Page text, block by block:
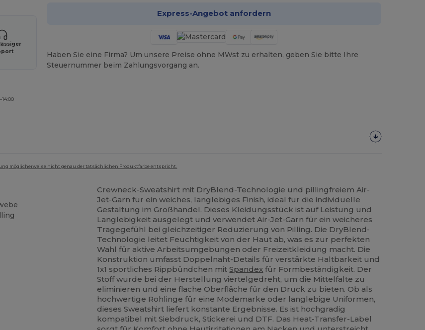
Express-Angebot anfordern
Haben Sie eine Firma? Um unsere Preise ohne MWst zu erhalten, geben Sie bitte Ihre
Steuernummer beim Zahlungsvorgang an.
möglicherweise nicht genau der tatsächlichen Produktfarbe entspricht.
Crewneck-Sweatshirt mit DryBlend-Technologie und pillingfreiem Air-
Jet-Garn für ein weiches, langlebiges Finish, ideal für die individuelle
Gestaltung im Großhandel. Dieses Kleidungsstück ist auf Leistung und
Langlebigkeit ausgelegt und verwendet Air-Jet-Garn für ein weicheres
Tragegefühl bei gleichzeitiger Reduzierung von Pilling. Die DryBlend-
Technologie leitet Feuchtigkeit von der Haut ab, was es zur perfekten
Wahl für aktive Arbeitsumgebungen oder Freizeitkleidung macht. Die
Konstruktion umfasst Doppelnaht-Details für verstärkte Haltbarkeit und
1x1 sportliches Rippbündchen mitSpandex für Formbeständigkeit. Der
Stoff wurde bei der Herstellung viertelgedreht, um die Mittelfalte zu
eliminieren und eine flache Oberfläche für den Druck zu bieten. Ob als
hochwertige Rohlinge für eine Modemarke oder langlebige Uniformen,
dieses Sweatshirt liefert konstante Ergebnisse. Es ist hochgradig
kompatibel mit Siebdruck, Stickerei und DTF. Das Heat-Transfer-Label